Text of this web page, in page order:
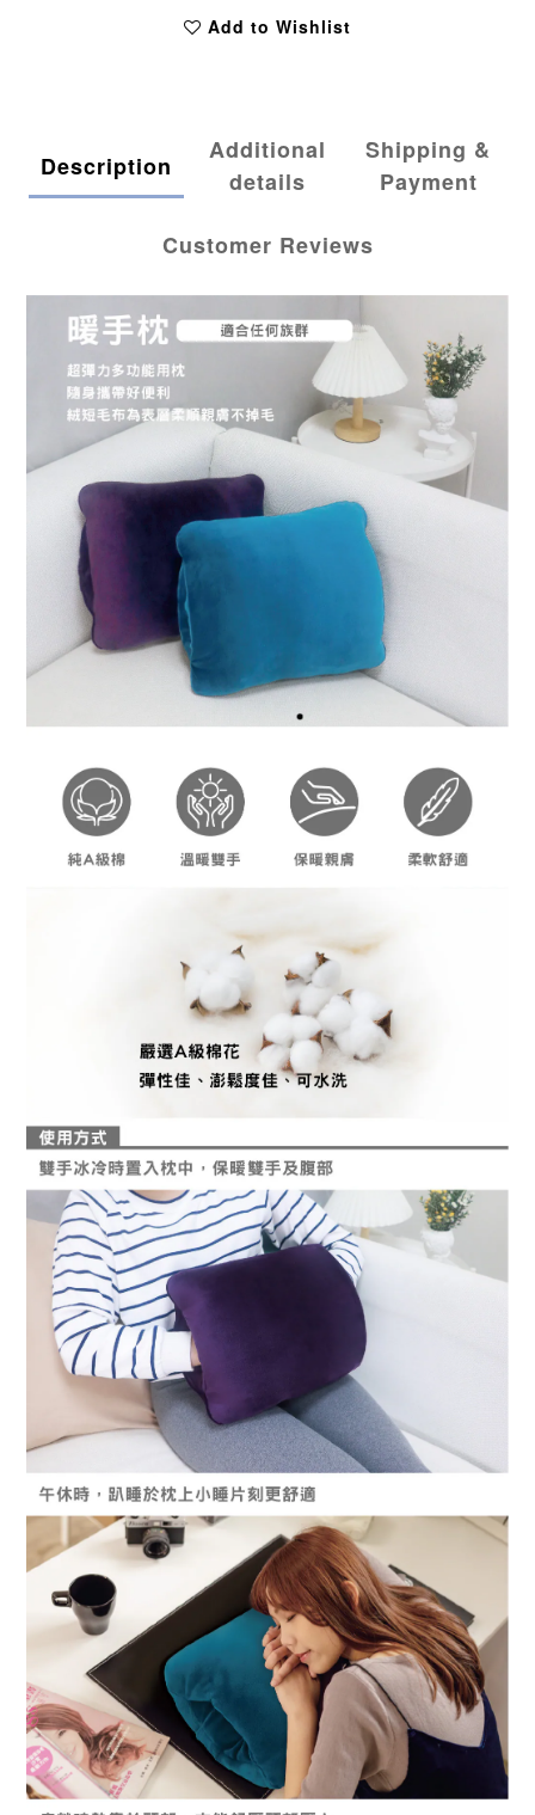
Add to Wishlist
Description
Additional
details
Shipping &
Payment
Customer Reviews